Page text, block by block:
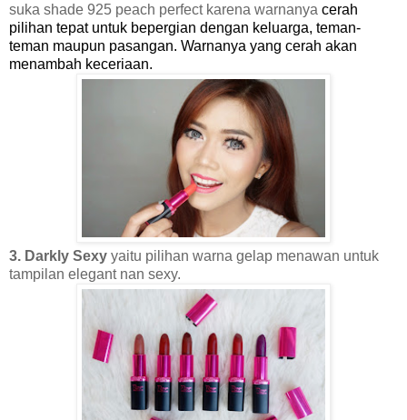
suka shade 925 peach perfect karena warnanya cerah
pilihan tepat untuk bepergian dengan keluarga, teman-
teman maupun pasangan. Warnanya yang cerah akan
menambah keceriaan.
3. Darkly Sexy yaitu pilihan warna gelap menawan untuk
tampilan elegant nan sexy.